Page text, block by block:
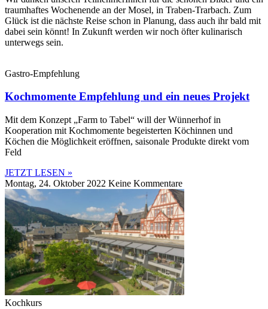
traumhaftes Wochenende an der Mosel, in Traben-Trarbach. Zum
Glück ist die nächste Reise schon in Planung, dass auch ihr bald mit
dabei sein könnt! In Zukunft werden wir noch öfter kulinarisch
unterwegs sein.
Gastro-Empfehlung
Kochmomente Empfehlung und ein neues Projekt
Mit dem Konzept „Farm to Tabel“ will der Wünnerhof in
Kooperation mit Kochmomente begeisterten Köchinnen und
Köchen die Möglichkeit eröffnen, saisonale Produkte direkt vom
Feld
JETZT LESEN »
Montag, 24. Oktober 2022 Keine Kommentare
Kochkurs